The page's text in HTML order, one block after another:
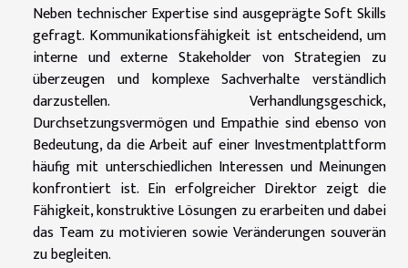
Neben technischer Expertise sind ausgeprägte Soft Skills
gefragt. Kommunikationsfähigkeit ist entscheidend, um
interne und externe Stakeholder von Strategien zu
überzeugen und komplexe Sachverhalte verständlich
darzustellen. Verhandlungsgeschick,
Durchsetzungsvermögen und Empathie sind ebenso von
Bedeutung, da die Arbeit auf einer Investmentplattform
häufig mit unterschiedlichen Interessen und Meinungen
konfrontiert ist. Ein erfolgreicher Direktor zeigt die
Fähigkeit, konstruktive Lösungen zu erarbeiten und dabei
das Team zu motivieren sowie Veränderungen souverän
zu begleiten.